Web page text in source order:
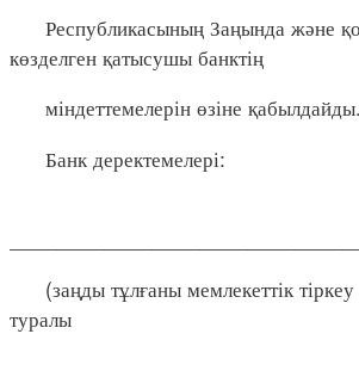
Республикасының Заңында және
көзделген қатысушы банктің
міндеттемелерін өзіне қабылдайды.
Банк деректемелері:
(заңды тұлғаны мемлекеттік тіркеу
туралы